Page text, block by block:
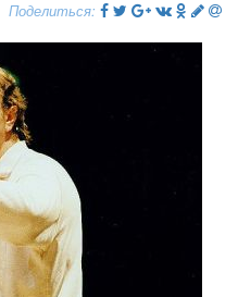
Поделиться: